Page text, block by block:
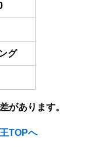
グ
があります。
TOPへ